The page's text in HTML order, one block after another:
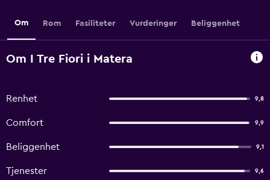
Om Rom Fasiliteter Vurderinger Beliggenhet
Om I Tre Fiori i Matera
Renhet 9,8
Comfort 9,9
Beliggenhet 9,1
Tjenester 9,6